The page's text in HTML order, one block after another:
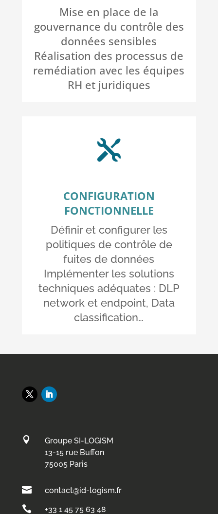
Mise en place de la
gouvernance du contrôle des
données sensibles
Réalisation des processus de
remédiation avec les équipes
RH et juridiques

CONFIGURATION
FONCTIONNELLE
Définir et configurer les
politiques de contrôle de
fuites de données
Implémenter les solutions
techniques adéquates : DLP
network et endpoint, Data
classification…

Groupe SI-LOGISM
13-15 rue Buffon
75005 Paris
 contact@id-logism.fr
 +33 1 45 75 63 48